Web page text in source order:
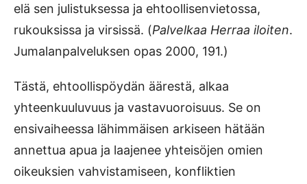
elä sen julistuksessa ja ehtoollisenvietossa,
rukouksissa ja virsissä. (Palvelkaa Herraa iloiten.
Jumalanpalveluksen opas 2000, 191.)
Tästä, ehtoollispöydän äärestä, alkaa
yhteenkuuluvuus ja vastavuoroisuus. Se on
ensivaiheessa lähimmäisen arkiseen hätään
annettua apua ja laajenee yhteisöjen omien
oikeuksien vahvistamiseen, konfliktien